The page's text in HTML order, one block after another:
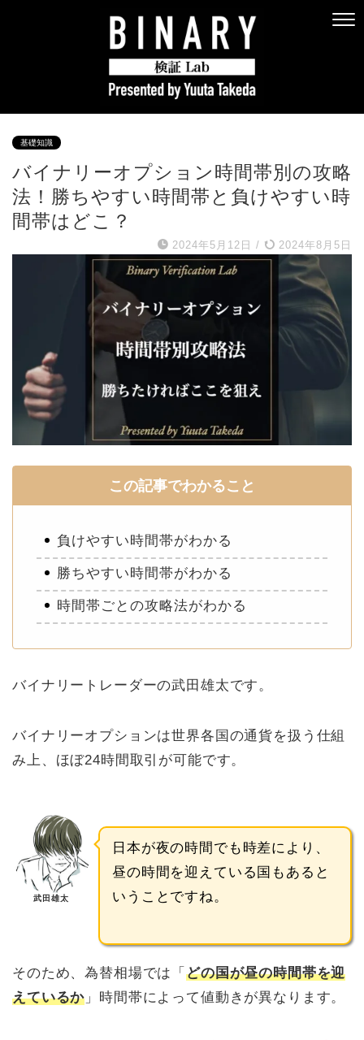
基礎知識
バイナリーオプション時間帯別の攻略
法！勝ちやすい時間帯と負けやすい時
間帯はどこ？
2024年5月12日 / 2024年8月5日
この記事でわかること
負けやすい時間帯がわかる
勝ちやすい時間帯がわかる
時間帯ごとの攻略法がわかる
バイナリートレーダーの武田雄太です。
バイナリーオプションは世界各国の通貨を扱う仕組
み上、ほぼ24時間取引が可能です。
武田雄太
日本が夜の時間でも時差により、
昼の時間を迎えている国もあると
いうことですね。
そのため、為替相場では「どの国が昼の時間帯を迎
えているか 」時間帯によって値動きが異なります。